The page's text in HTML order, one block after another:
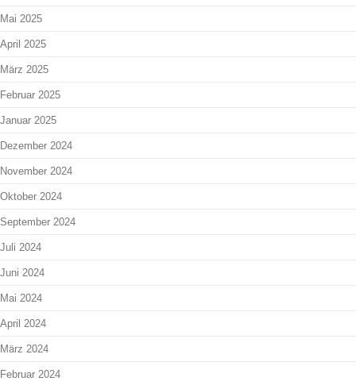
Mai 2025
April 2025
März 2025
Februar 2025
Januar 2025
Dezember 2024
November 2024
Oktober 2024
September 2024
Juli 2024
Juni 2024
Mai 2024
April 2024
März 2024
Februar 2024